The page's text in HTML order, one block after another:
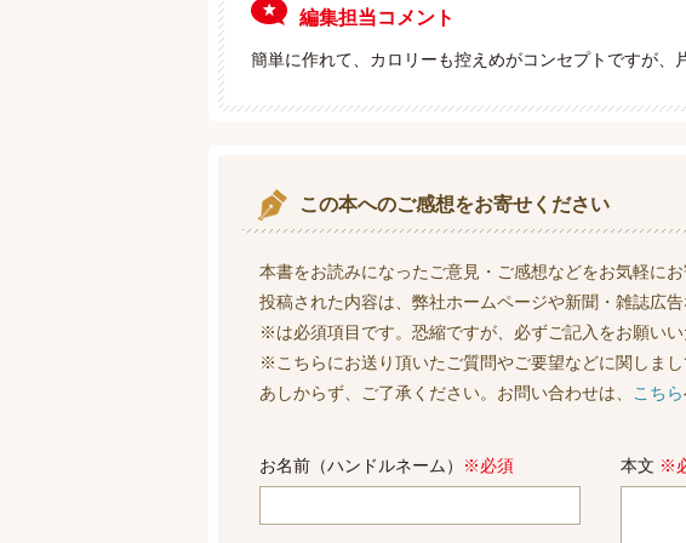
編集担当コメント
簡単に作れて、カロリーも控えめがコンセプトですが、
この本へのご感想をお寄せください
本書をお読みになったご意見・ご感想などをお気軽にお
投稿された内容は、弊社ホームページや新聞・雑誌広
※は必須項目です。恐縮ですが、必ずご記入をお願いい
※こちらにお送り頂いたご質問やご要望などに関しまし
あしからず、ご了承ください。お問い合わせは、
こちら
お名前（ハンドルネーム） ※必須 本文 ※